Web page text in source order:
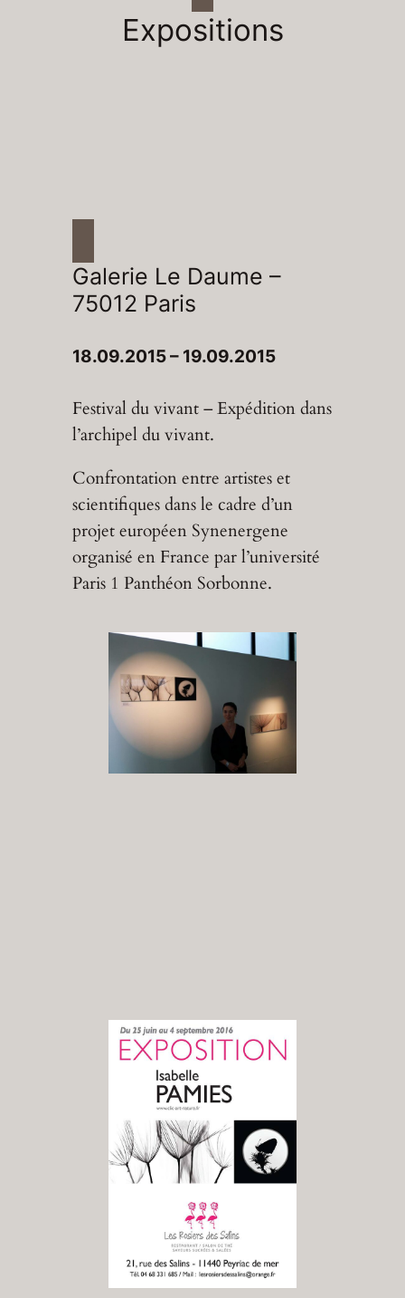
Expositions
Galerie Le Daume –
75012 Paris
18.09.2015 – 19.09.2015
Festival du vivant – Expédition dans
l’archipel du vivant.
Confrontation entre artistes et
scientifiques dans le cadre d’un
projet européen Synenergene
organisé en France par l’université
Paris 1 Panthéon Sorbonne.